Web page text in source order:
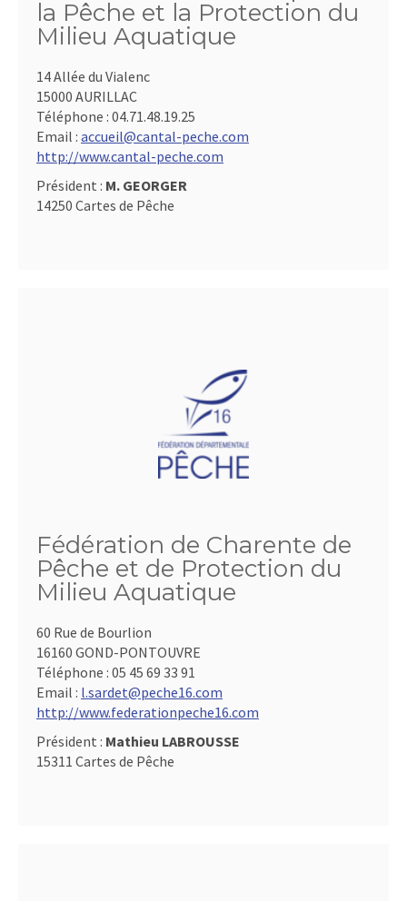
la Pêche et la Protection du
Milieu Aquatique
14 Allée du Vialenc
15000 AURILLAC
Téléphone : 04.71.48.19.25
Email : accueil@cantal-peche.com
http://www.cantal-peche.com
Président : M. GEORGER
14250 Cartes de Pêche
Fédération de Charente de
Pêche et de Protection du
Milieu Aquatique
60 Rue de Bourlion
16160 GOND-PONTOUVRE
Téléphone : 05 45 69 33 91
Email : l.sardet@peche16.com
http://www.federationpeche16.com
Président : Mathieu LABROUSSE
15311 Cartes de Pêche